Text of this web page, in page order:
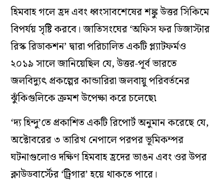
হিমবাহ গলে হ্রদ এবং ধ্বংসাবশেষের শঙ্কু উত্তর সিকিমে
বিপর্যয় সৃষ্টি করবে। জাতিসংঘের ‘অফিস ফর ডিজাস্টার
রিস্ক রিডাকশন’ দ্বারা পরিচালিত একটি প্ল্যাটফর্মও
২০১৯ সালে জানিয়েছিল যে, উত্তর-পূর্ব ভারতে
জলবিদ্যুৎ প্রকল্পের কান্ডারিরা জলবায়ু পরিবর্তনের
ঝুঁকিগুলিকে ক্রমশ উপেক্ষা করে চলেছে৷
‘দ্য হিন্দু’তে প্রকাশিত একটি রিপোর্ট অনুমান করেছে যে,
অক্টোবরের ৩ তারিখ নেপালে পরপর ভূমিকম্পর
ঘটনাগুলোও দক্ষিণ হিমবাহ হ্রদের ভাঙন এবং ওর উপর
ক্লাউডবার্স্টের ‘ট্রিগার’ হয়ে থাকতে পারে।